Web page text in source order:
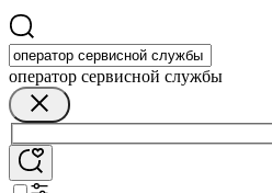
оператор сервисной службы